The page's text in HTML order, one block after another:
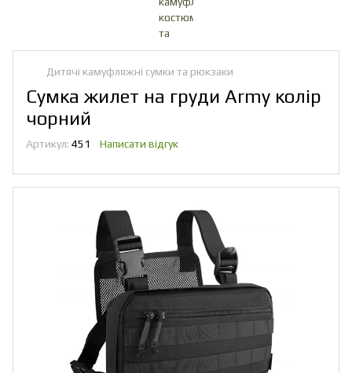
Дитячі камуфляжні сумки та рюкзаки
Сумка жилет на груди Army колір
чорний
Артикул: 451 Написати відгук